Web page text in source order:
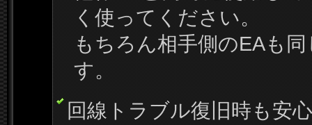
く使ってください。
もちろん相手側のEAも
す。
回線トラブル復旧時も安